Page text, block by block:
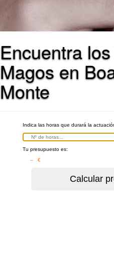
Encuentra
Magos en
Monte
Indica las horas que durará la
Tu presupuesto es:
– €